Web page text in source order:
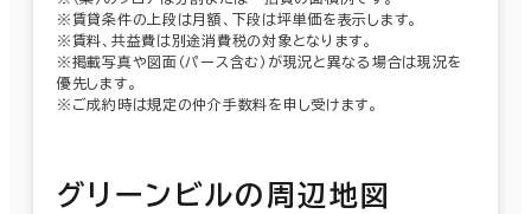
※賃貸条件の上段は月額、下段は坪単価を表示します。
※賃料、共益費は別途消費税の対象となります。
※掲載写真や図面（パース含む）が現況と異なる場合は現況を
優先します。
※ご成約時は規定の仲介手数料を申し受けます。
グリーンビルの周辺地図